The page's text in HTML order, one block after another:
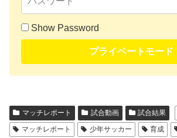
Show Password
プライベートモード
マッチレポート 試合動画 試合結果
マッチレポート
少年サッカー 育成